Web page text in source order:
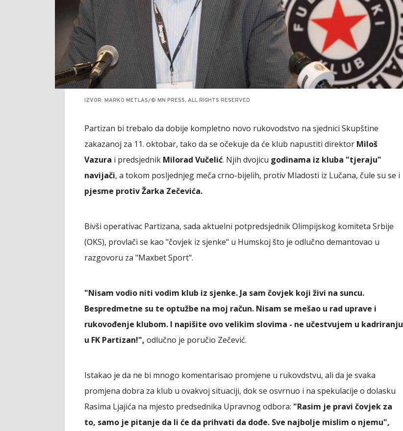
IZVOR: MARKO METLAS/© MN PRESS, ALL RIGHTS RESERVED
Partizan bi trebalo da dobije kompletno novo rukovodstvo na sjednici Skupštine
zakazanoj za 11. oktobar, tako da se očekuje da će klub napustiti direktor Miloš
Vazura i predsjednik Milorad Vučelić. Njih dvojicu godinama iz kluba "tjeraju"
navijači, a tokom posljednjeg meča crno-bijelih, protiv Mladosti iz Lučana, čule su se i
pjesme protiv Žarka Zečevića.
Bivši operativac Partizana, sada aktuelni potpredsjednik Olimpijskog komiteta Srbije
(OKS), provlači se kao "čovjek iz sjenke" u Humskoj što je odlučno demantovao u
razgovoru za "Maxbet Sport".
"Nisam vodio niti vodim klub iz sjenke. Ja sam čovjek koji živi na suncu.
Bespredmetne su te optužbe na moj račun. Nisam se mešao u rad uprave i
rukovođenje klubom. I napišite ovo velikim slovima - ne učestvujem u kadriranju
u FK Partizan!", odlučno je poručio Zečević.
Istakao je da ne bi mnogo komentarisao promjene u rukovdstvu, ali da je svaka
promjena dobra za klub u ovakvoj situaciji, dok se osvrnuo i na spekulacije o dolasku
Rasima Ljajića na mjesto predsednika Upravnog odbora: "Rasim je pravi čovjek za
to, samo je pitanje da li će da prihvati da dođe. Sve najbolje mislim o njemu",